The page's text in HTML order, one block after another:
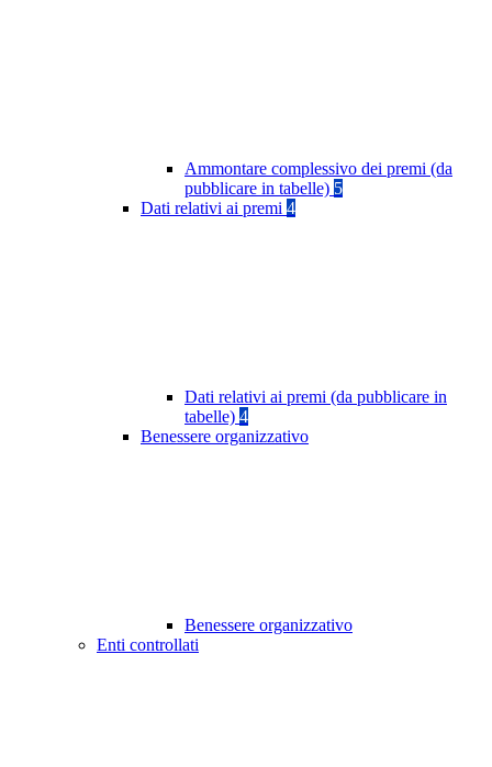
Ammontare complessivo dei premi (da
pubblicare in tabelle) 5
Dati relativi ai premi 4
Dati relativi ai premi (da pubblicare in
tabelle) 4
Benessere organizzativo
Benessere organizzativo
Enti controllati